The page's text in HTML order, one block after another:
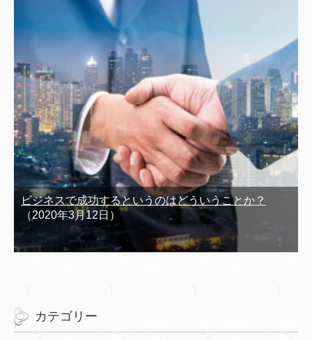
ビジネスで成功するというのはどういうことか？
（2020年3月12日）
カテゴリー